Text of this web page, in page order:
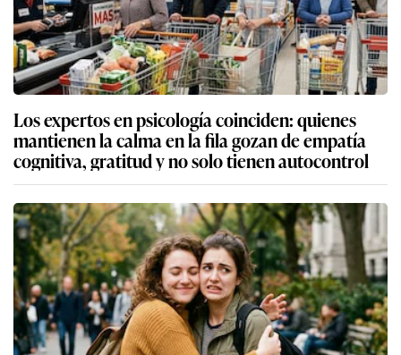
Los expertos en psicología coinciden: quienes
mantienen la calma en la fila gozan de empatía
cognitiva, gratitud y no solo tienen autocontrol